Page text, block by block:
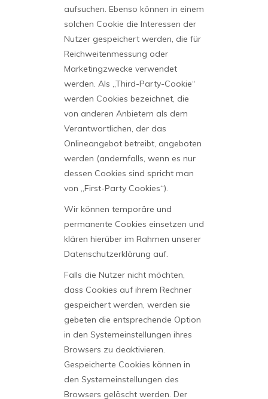
aufsuchen. Ebenso können in einem
solchen Cookie die Interessen der
Nutzer gespeichert werden, die für
Reichweitenmessung oder
Marketingzwecke verwendet
werden. Als „Third-Party-Cookie“
werden Cookies bezeichnet, die
von anderen Anbietern als dem
Verantwortlichen, der das
Onlineangebot betreibt, angeboten
werden (andernfalls, wenn es nur
dessen Cookies sind spricht man
von „First-Party Cookies“).
Wir können temporäre und
permanente Cookies einsetzen und
klären hierüber im Rahmen unserer
Datenschutzerklärung auf.
Falls die Nutzer nicht möchten,
dass Cookies auf ihrem Rechner
gespeichert werden, werden sie
gebeten die entsprechende Option
in den Systemeinstellungen ihres
Browsers zu deaktivieren.
Gespeicherte Cookies können in
den Systemeinstellungen des
Browsers gelöscht werden. Der